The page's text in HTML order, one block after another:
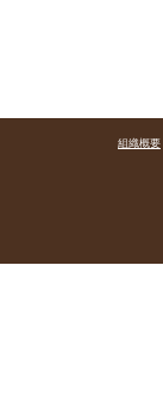
組織概要